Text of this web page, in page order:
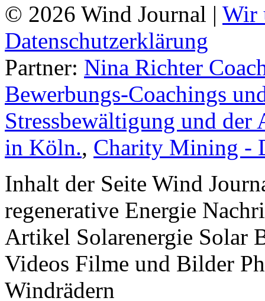
© 2026 Wind Journal | Wir
Datenschutzerklärung
Partner: Nina Richter
Bewerbungs-Coachings
Stressbewältigung und
in Köln., Charity Mining -
Inhalt der Seite Wind
regenerative Energie
Artikel Solarenergie Solar
Videos Filme und Bilder
Windrädern